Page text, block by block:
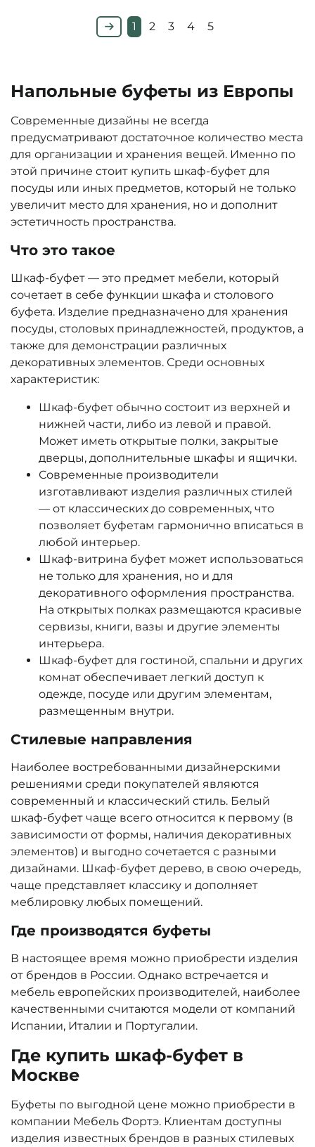
1 2 3 4 5
Напольные буфеты из Европы
Современные дизайны не всегда
предусматривают достаточное количество места
для организации и хранения вещей. Именно по
этой причине стоит купить шкаф-буфет для
посуды или иных предметов, который не только
увеличит место для хранения, но и дополнит
эстетичность пространства.
Что это такое
Шкаф-буфет — это предмет мебели, который
сочетает в себе функции шкафа и столового
буфета. Изделие предназначено для хранения
посуды, столовых принадлежностей, продуктов, а
также для демонстрации различных
декоративных элементов. Среди основных
характеристик:
Шкаф-буфет обычно состоит из верхней и
нижней части, либо из левой и правой.
Может иметь открытые полки, закрытые
дверцы, дополнительные шкафы и ящички.
Современные производители
изготавливают изделия различных стилей
— от классических до современных, что
позволяет буфетам гармонично вписаться в
любой интерьер.
Шкаф-витрина буфет может использоваться
не только для хранения, но и для
декоративного оформления пространства.
На открытых полках размещаются красивые
сервизы, книги, вазы и другие элементы
интерьера.
Шкаф-буфет для гостиной, спальни и других
комнат обеспечивает легкий доступ к
одежде, посуде или другим элементам,
размещенным внутри.
Стилевые направления
Наиболее востребованными дизайнерскими
решениями среди покупателей являются
современный и классический стиль. Белый
шкаф-буфет чаще всего относится к первому (в
зависимости от формы, наличия декоративных
элементов) и выгодно сочетается с разными
дизайнами. Шкаф-буфет дерево, в свою очередь,
чаще представляет классику и дополняет
меблировку любых помещений.
Где производятся буфеты
В настоящее время можно приобрести изделия
от брендов в России. Однако встречается и
мебель европейских производителей, наиболее
качественными считаются модели от компаний
Испании, Италии и Португалии.
Где купить шкаф-буфет в
Москве
Буфеты по выгодной цене можно приобрести в
компании Мебель Фортэ. Клиентам доступны
изделия известных брендов в разных стилевых